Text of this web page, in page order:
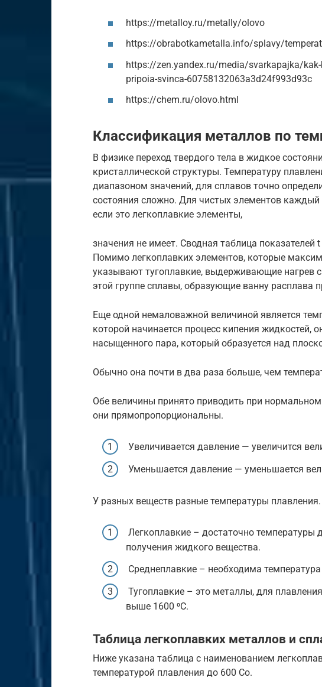
https://metalloy.ru/metally/olovo
https://obrabotkametalla.info/splavy/
https://zen.yandex.ru/media/svarkapajka/
pripoia-svinca-60758132063a3d24f993d93c
https://chem.ru/olovo.html
Классификация металлов по
В физике переход твердого тела в жидкое
кристаллической структуры. Температуру
диапазоном значений, для сплавов точно
состояния сложно. Для чистых элементов каждый
если это легкоплавкие элементы,
значения не имеет. Сводная таблица показателей
Помимо легкоплавких элементов, которые
указывают тугоплавкие, выдерживающие нагрев
этой группе сплавы, образующие ванну расплава
Еще одной немаловажной величиной является
которой начинается процесс кипения жидкостей,
насыщенного пара, который образуется над
Обычно она почти в два раза больше, чем
Обе величины принято приводить при
они прямопропорциональны.
Увеличивается давление — увеличится
Уменьшается давление — уменьшается
У разных веществ разные температуры
Легкоплавкие – достаточно температуры
получения жидкого вещества.
Среднеплавкие – необходима
Тугоплавкие – это металлы, для
выше 1600 ⁰С.
Таблица легкоплавких металлов и
Ниже указана таблица с наименованием
температурой плавления до 600 Со.